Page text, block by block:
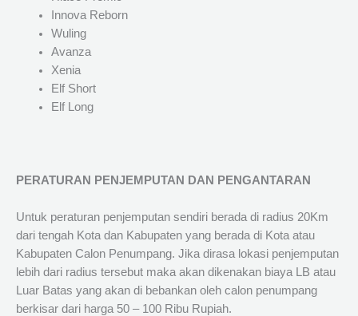
Innova Reborn
Wuling
Avanza
Xenia
Elf Short
Elf Long
PERATURAN PENJEMPUTAN DAN PENGANTARAN
Untuk peraturan penjemputan sendiri berada di radius 20Km
dari tengah Kota dan Kabupaten yang berada di Kota atau
Kabupaten Calon Penumpang. Jika dirasa lokasi penjemputan
lebih dari radius tersebut maka akan dikenakan biaya LB atau
Luar Batas yang akan di bebankan oleh calon penumpang
berkisar dari harga 50 – 100 Ribu Rupiah.